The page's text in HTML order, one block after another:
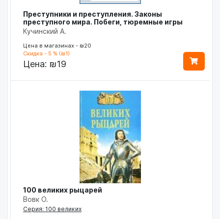
Преступники и преступления. Законы
преступного мира. Побеги, тюремные игры
Кучинский А.
Цена в магазинах - ₪20
Скидка - 5 % (₪1)
Цена: ₪19
100 великих рыцарей
Вовк О.
Серия: 100 великих